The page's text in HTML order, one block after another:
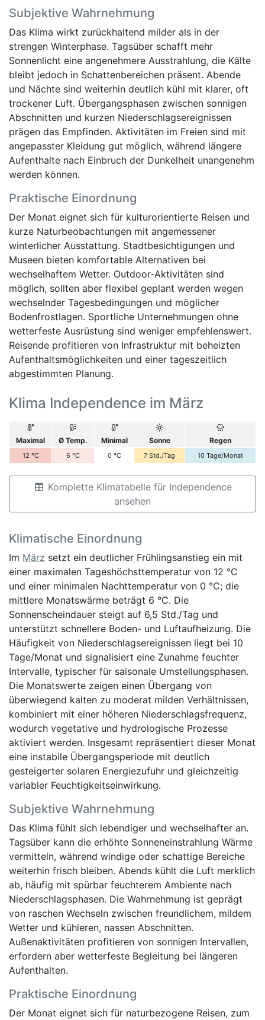
Subjektive Wahrnehmung
Das Klima wirkt zurückhaltend milder als in der
strengen Winterphase. Tagsüber schafft mehr
Sonnenlicht eine angenehmere Ausstrahlung, die Kälte
bleibt jedoch in Schattenbereichen präsent. Abende
und Nächte sind weiterhin deutlich kühl mit klarer, oft
trockener Luft. Übergangsphasen zwischen sonnigen
Abschnitten und kurzen Niederschlagsereignissen
prägen das Empfinden. Aktivitäten im Freien sind mit
angepasster Kleidung gut möglich, während längere
Aufenthalte nach Einbruch der Dunkelheit unangenehm
werden können.
Praktische Einordnung
Der Monat eignet sich für kulturorientierte Reisen und
kurze Naturbeobachtungen mit angemessener
winterlicher Ausstattung. Stadtbesichtigungen und
Museen bieten komfortable Alternativen bei
wechselhaftem Wetter. Outdoor-Aktivitäten sind
möglich, sollten aber flexibel geplant werden wegen
wechselnder Tagesbedingungen und möglicher
Bodenfrostlagen. Sportliche Unternehmungen ohne
wetterfeste Ausrüstung sind weniger empfehlenswert.
Reisende profitieren von Infrastruktur mit beheizten
Aufenthaltsmöglichkeiten und einer tageszeitlich
abgestimmten Planung.
Klima Independence im März
Maximal Ø Temp. Minimal Sonne Regen
12 °C 6 °C 0 °C 7 Std./Tag 10 Tage/Monat
Komplette Klimatabelle für Independence
ansehen
Klimatische Einordnung
Im März setzt ein deutlicher Frühlingsanstieg ein mit
einer maximalen Tageshöchsttemperatur von 12 °C
und einer minimalen Nachttemperatur von 0 °C; die
mittlere Monatswärme beträgt 6 °C. Die
Sonnenscheindauer steigt auf 6,5 Std./Tag und
unterstützt schnellere Boden- und Luftaufheizung. Die
Häufigkeit von Niederschlagsereignissen liegt bei 10
Tage/Monat und signalisiert eine Zunahme feuchter
Intervalle, typischer für saisonale Umstellungsphasen.
Die Monatswerte zeigen einen Übergang von
überwiegend kalten zu moderat milden Verhältnissen,
kombiniert mit einer höheren Niederschlagsfrequenz,
wodurch vegetative und hydrologische Prozesse
aktiviert werden. Insgesamt repräsentiert dieser Monat
eine instabile Übergangsperiode mit deutlich
gesteigerter solaren Energiezufuhr und gleichzeitig
variabler Feuchtigkeitseinwirkung.
Subjektive Wahrnehmung
Das Klima fühlt sich lebendiger und wechselhafter an.
Tagsüber kann die erhöhte Sonneneinstrahlung Wärme
vermitteln, während windige oder schattige Bereiche
weiterhin frisch bleiben. Abends kühlt die Luft merklich
ab, häufig mit spürbar feuchterem Ambiente nach
Niederschlagsphasen. Die Wahrnehmung ist geprägt
von raschen Wechseln zwischen freundlichem, mildem
Wetter und kühleren, nassen Abschnitten.
Außenaktivitäten profitieren von sonnigen Intervallen,
erfordern aber wetterfeste Begleitung bei längeren
Aufenthalten.
Praktische Einordnung
Der Monat eignet sich für naturbezogene Reisen, zum